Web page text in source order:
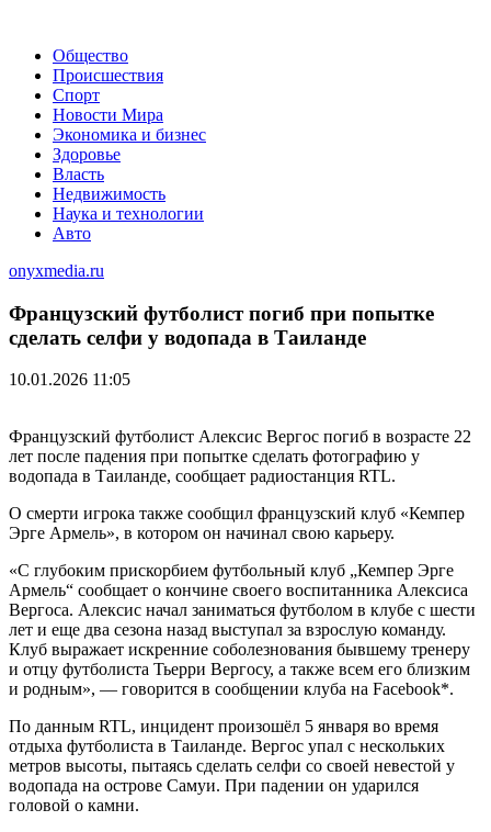
Общество
Происшествия
Спорт
Новости Мира
Экономика и бизнес
Здоровье
Власть
Недвижимость
Наука и технологии
Авто
onyxmedia.ru
Французский футболист погиб при попытке
сделать селфи у водопада в Таиланде
10.01.2026 11:05
Французский футболист Алексис Вергос погиб в возрасте 22
лет после падения при попытке сделать фотографию у
водопада в Таиланде, сообщает радиостанция RTL.
О смерти игрока также сообщил французский клуб «Кемпер
Эрге Армель», в котором он начинал свою карьеру.
«С глубоким прискорбием футбольный клуб „Кемпер Эрге
Армель“ сообщает о кончине своего воспитанника Алексиса
Вергоса. Алексис начал заниматься футболом в клубе с шести
лет и еще два сезона назад выступал за взрослую команду.
Клуб выражает искренние соболезнования бывшему тренеру
и отцу футболиста Тьерри Вергосу, а также всем его близким
и родным», — говорится в сообщении клуба на Facebook*.
По данным RTL, инцидент произошёл 5 января во время
отдыха футболиста в Таиланде. Вергос упал с нескольких
метров высоты, пытаясь сделать селфи со своей невестой у
водопада на острове Самуи. При падении он ударился
головой о камни.